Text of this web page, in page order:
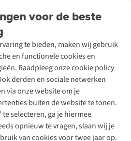
voor de beste
te bieden, maken wij gebruik
en functionele cookies en
Raadpleeg onze cookie policy
derden en sociale netwerken
via onze website om je
buiten de website te tonen.
te selecteren, ga je hiermee
opnieuw te vragen, slaan wij je
van cookies voor twee jaar op.
Follow us